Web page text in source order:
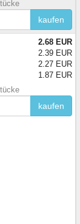
kaufen
2.68 EUR
2.39 EUR
2.27 EUR
1.87 EUR
kaufen